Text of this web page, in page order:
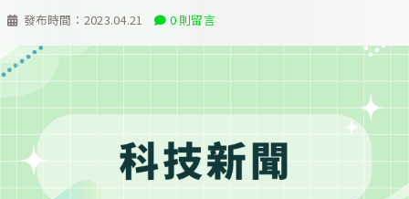
發布時間： 2023.04.21 0 則留言